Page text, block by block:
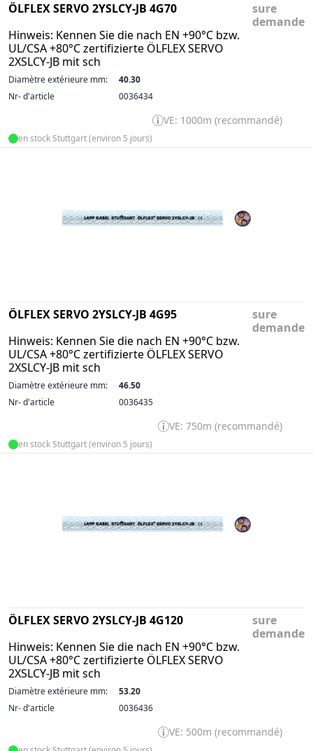
ÖLFLEX SERVO 2YSLCY-JB 4G70
Hinweis: Kennen Sie die nach EN +90°C bzw.
UL/CSA +80°C zertifizierte ÖLFLEX SERVO
2XSLCY-JB mit sch
sure
demande
Diamètre extérieure mm:
40.30
Nr- d'article
0036434
VE: 1000m (recommandé)
en stock Stuttgart (environ 5 jours)
ÖLFLEX SERVO 2YSLCY-JB 4G95
Hinweis: Kennen Sie die nach EN +90°C bzw.
UL/CSA +80°C zertifizierte ÖLFLEX SERVO
2XSLCY-JB mit sch
sure
demande
Diamètre extérieure mm:
46.50
Nr- d'article
0036435
VE: 750m (recommandé)
en stock Stuttgart (environ 5 jours)
ÖLFLEX SERVO 2YSLCY-JB 4G120
Hinweis: Kennen Sie die nach EN +90°C bzw.
UL/CSA +80°C zertifizierte ÖLFLEX SERVO
2XSLCY-JB mit sch
sure
demande
Diamètre extérieure mm:
53.20
Nr- d'article
0036436
VE: 500m (recommandé)